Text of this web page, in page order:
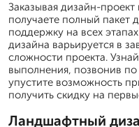
Заказывая дизайн-
получаете полный пакет
поддержку на всех
дизайна варьируется в
сложности проекта.
выполнения, позвонив
упустите возможность
получить скидку на
Ландшафтный